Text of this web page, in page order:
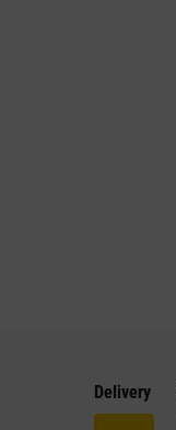
Delivery